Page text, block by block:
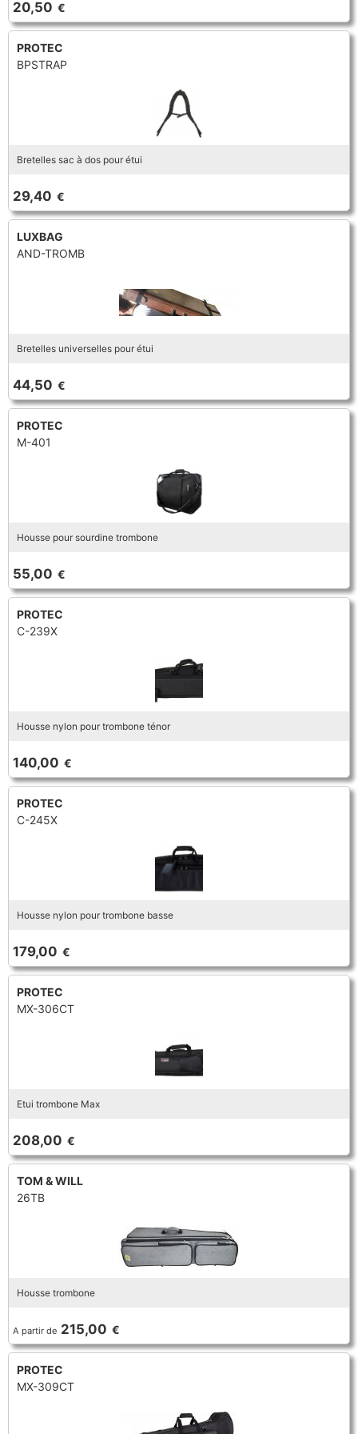
TROMPETTE CORNET BUGLE
MICROPHONE & ENREGISTREUR
PIANO
TROMBONE
TROMPETTE CORNET BUGLE
TUBA
TROMPETTE CORNET BUGLE
TUBA
20,50 €
PROTEC
BPSTRAP
Bretelles sac à dos pour étui
29,40 €
LUXBAG
AND-TROMB
Bretelles universelles pour étui
44,50 €
PROTEC
M-401
Housse pour sourdine trombone
55,00 €
PROTEC
C-239X
Housse nylon pour trombone ténor
140,00 €
PROTEC
C-245X
Housse nylon pour trombone basse
179,00 €
PROTEC
MX-306CT
Etui trombone Max
208,00 €
TOM & WILL
26TB
Housse trombone
A partir de 215,00 €
PROTEC
MX-309CT